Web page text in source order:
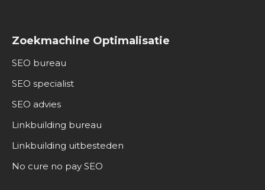
Zoekmachine Optimalisatie
SEO bureau
SEO specialist
SEO advies
Linkbuilding bureau
Linkbuilding uitbesteden
No cure no pay SEO